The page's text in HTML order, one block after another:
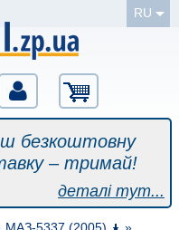
RU
безкоштовну
– тримай!
деталі тут...